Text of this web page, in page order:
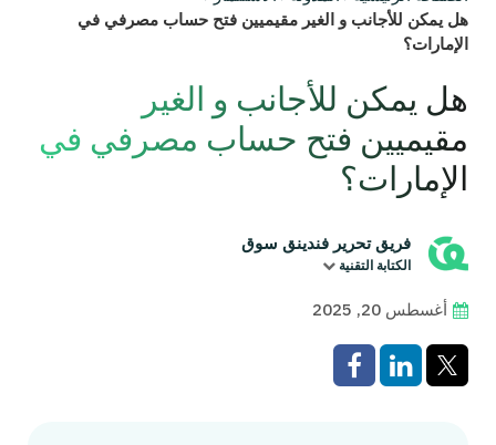
هل يمكن للأجانب و الغير مقيميين فتح حساب مصرفي في
الإمارات؟
هل يمكن للأجانب و الغير
مقيميين فتح حساب مصرفي في
الإمارات؟
فريق تحرير فندينق سوق
الكتابة التقنية
أغسطس 20, 2025